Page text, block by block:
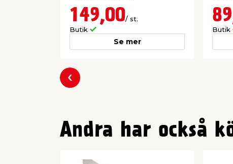
149,00/ st.
Butik
Se mer
Butik
Föregående
Andra har också